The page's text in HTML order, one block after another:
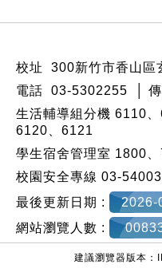
校址 300新竹市香山區
電話 03-5302255 │
生活輔導組分機 6110
6120、6121
學生宿舍管理室 1800
校園安全專線 03-
最後更新日期 :
2026-
網站瀏覽人數 :
建議瀏覽器版本：